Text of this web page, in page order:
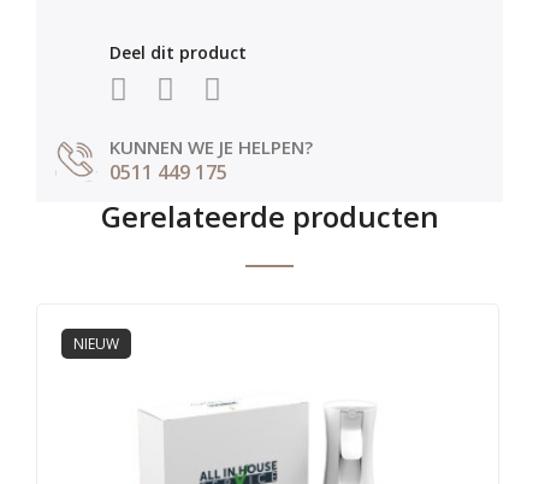
Deel dit product
KUNNEN WE JE HELPEN?
0511 449 175
Gerelateerde producten
NIEUW